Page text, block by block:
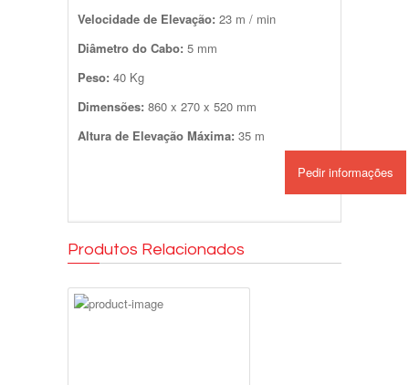
Velocidade de Elevação: 23 m / min
Diâmetro do Cabo: 5 mm
Peso: 40 Kg
Dimensões: 860 x 270 x 520 mm
Altura de Elevação Máxima: 35 m
Pedir informações
Produtos Relacionados